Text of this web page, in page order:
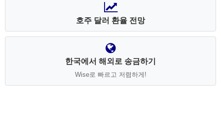
호주 달러 환율 전망
한국에서 해외로 송금하기
Wise로 빠르고 저렴하게!